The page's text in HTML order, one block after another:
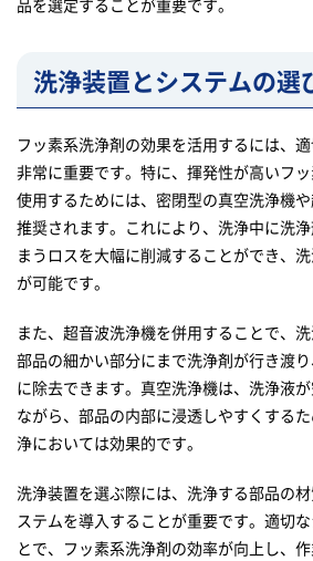
品を選定することが重要です。
洗浄装置とシステムの選
フッ素系洗浄剤の効果を活用するには、
非常に重要です。特に、揮発性が高いフ
使用するためには、密閉型の真空洗浄機
推奨されます。これにより、洗浄中に洗
まうロスを大幅に削減することができ、
が可能です。
また、超音波洗浄機を併用することで、洗
部品の細かい部分にまで洗浄剤が行き渡
に除去できます。真空洗浄機は、洗浄液
ながら、部品の内部に浸透しやすくする
浄においては効果的です。
洗浄装置を選ぶ際には、洗浄する部品の
ステムを導入することが重要です。適切
とで、フッ素系洗浄剤の効率が向上し、